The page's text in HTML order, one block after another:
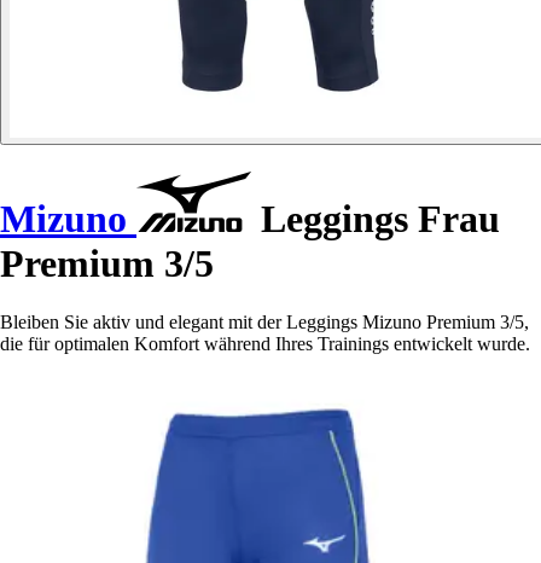
Mizuno
Leggings Frau
Premium 3/5
Bleiben Sie aktiv und elegant mit der Leggings Mizuno Premium 3/5,
die für optimalen Komfort während Ihres Trainings entwickelt wurde.